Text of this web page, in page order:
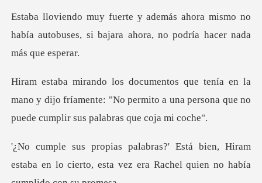
a mismo no
había autobuses, si bajara aho
mano y dijo fríamente: "No permito a una persona q
, Hiram
estaba en lo cierto, esta vez era Ra